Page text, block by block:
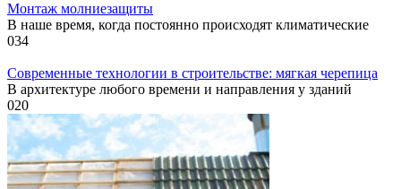
Монтаж молниезащиты
В наше время, когда постоянно происходят климатические
034
Современные технологии в строительстве: мягкая черепица
В архитектуре любого времени и направления у зданий
020